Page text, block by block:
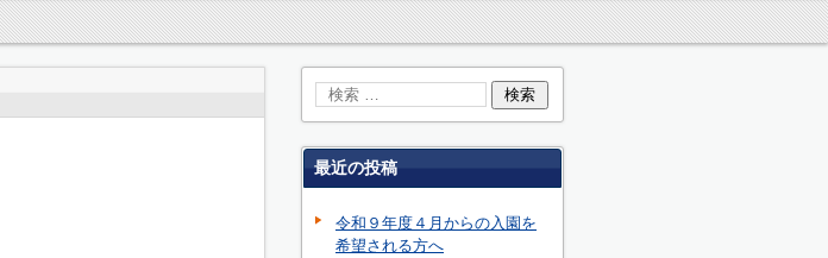
最近の投稿
令和９年度４月からの入園を
希望される方へ